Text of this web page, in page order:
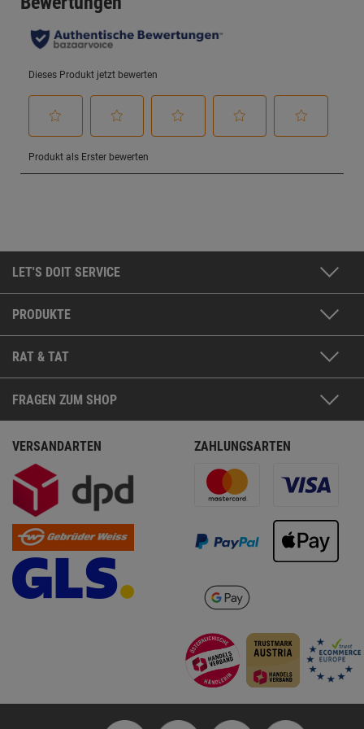
LET'S DOIT SERVICE
PRODUKTE
RAT & TAT
FRAGEN ZUM SHOP
VERSANDARTEN ZAHLUNGSARTEN